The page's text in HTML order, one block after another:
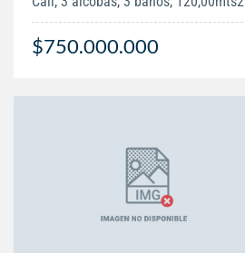
$750.000.000